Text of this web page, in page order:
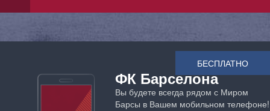
ФК Барселона
Вы будете всегда рядом с Миром
Барсы в Вашем мобильном телефоне!
БЕСПЛАТНО